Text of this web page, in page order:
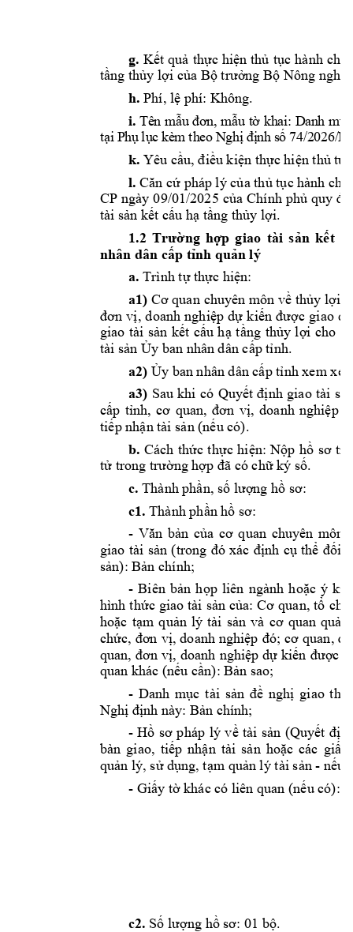
g. Kết quả thực hiện thủ tục hành
tầng thủy lợi của Bộ trưởng Bộ Nông
h. Phí, lệ phí: Không.
i. Tên mẫu đơn, mẫu tờ khai: Danh mụ
tại Phụlục kèm theo Nghị định số74/2026/N
k. Yêu cầu, điều kiện thực hiện thủ tục
l. Căn cứ pháp lý của thủ tục hành
CP ngày 09/01/2025 của Chính phủ quy
tài sản kết cấu hạ tầng thủy lợi.
1.2 Trường hợp giao tài sản kết
nhân dân cấp tỉnh quản lý
a. Trình tự thực hiện:
a1) Cơ quan chuyên môn về thủy lợi
đơn vị, doanh nghiệp dự kiến được giao
giao tài sản kết cấu hạ tầng thủy lợi cho
tài sản Ủy ban nhân dân cấp tỉnh.
a2) Ủy ban nhân dân cấp tỉnh xem
a3) Sau khi có Quyết định giao tài
cấp tỉnh, cơ quan, đơn vị, doanh nghiệp
tiếp nhận tài sản (nếu có).
b. Cách thức thực hiện: Nộp hồ sơ
tử trong trường hợp đã có chữ ký số.
c. Thành phần, số lượng hồ sơ:
c1. Thành phần hồ sơ:
- Văn bản của cơ quan chuyên môn
giao tài sản (trong đó xác định cụ thể đối
sản): Bản chính;
- Biên bản họp liên ngành hoặc ý
hình thức giao tài sản của: Cơ quan, tổ
hoặc tạm quản lý tài sản và cơ quan quản
chức, đơn vị, doanh nghiệp đó; cơ quan,
quan, đơn vị, doanh nghiệp dự kiến được
quan khác (nếu cần): Bản sao;
- Danh mục tài sản đề nghị giao
Nghị định này: Bản chính;
- Hồ sơ pháp lý về tài sản (Quyết
bàn giao, tiếp nhận tài sản hoặc các giấy
quản lý, sử dụng, tạm quản lý tài sản - nếu
- Giấy tờ khác có liên quan (nếu có):
c2. Số lượng hồ sơ: 01 bộ.